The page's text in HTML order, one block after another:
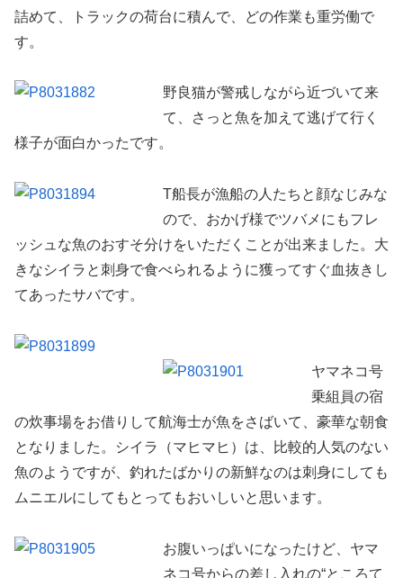
詰めて、トラックの荷台に積んで、どの作業も重労働で
す。
野良猫が警戒しながら近づいて来
て、さっと魚を加えて逃げて行く
様子が面白かったです。
T船長が漁船の人たちと顔なじみな
ので、おかげ様でツバメにもフレ
ッシュな魚のおすそ分けをいただくことが出来ました。大
きなシイラと刺身で食べられるように獲ってすぐ血抜きし
てあったサバです。
ヤマネコ号
乗組員の宿
の炊事場をお借りして航海士が魚をさばいて、豪華な朝食
となりました。シイラ（マヒマヒ）は、比較的人気のない
魚のようですが、釣れたばかりの新鮮なのは刺身にしても
ムニエルにしてもとってもおいしいと思います。
お腹いっぱいになったけど、ヤマ
ネコ号からの差し入れの“ところて